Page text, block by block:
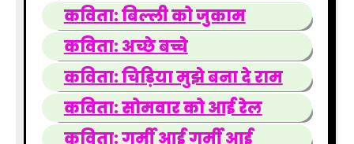
कविता: बिल्ली को जुकाम
कविता: अच्छे बच्चे
कविता: चिड़िया मुझे बना दे राम
कविता: सोमवार को आई रेल
कविता: गर्मी आई गर्मी आई